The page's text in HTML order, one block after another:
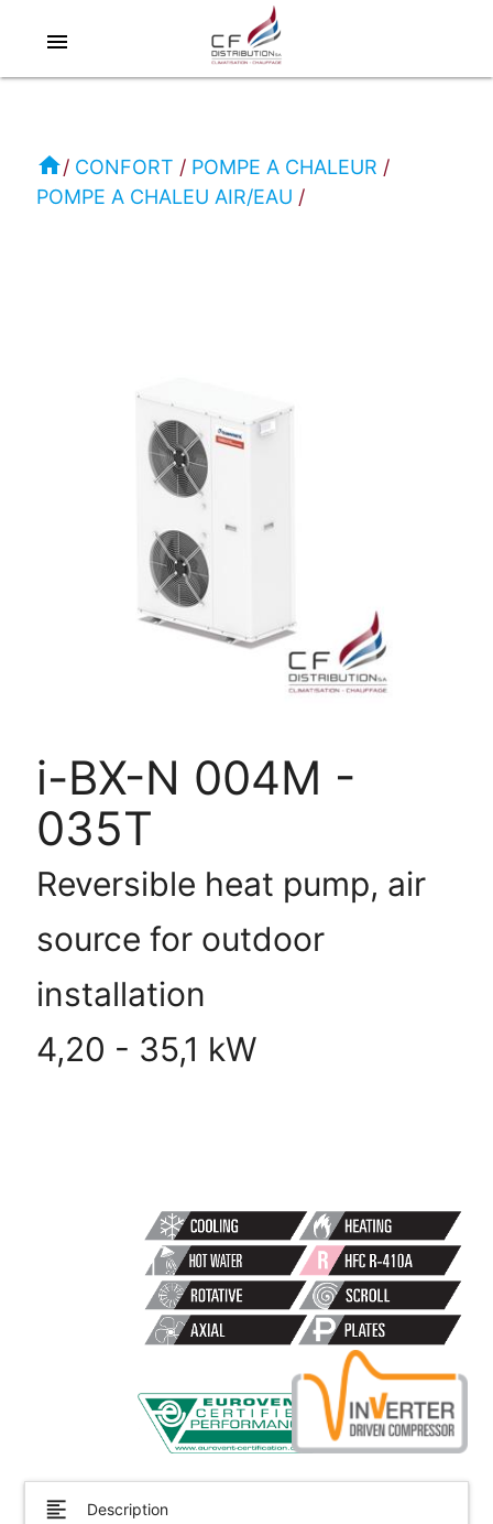
RC
CLIMAVENETA
CONFORT
AIR/EAU
menu
home CONFORT
POMPE A CHALEUR
POMPE A CHALEU AIR/EAU
i-BX-N 004M -
035T
Reversible heat pump, air
source for outdoor
installation
4,20 - 35,1 kW
format_align_left Description